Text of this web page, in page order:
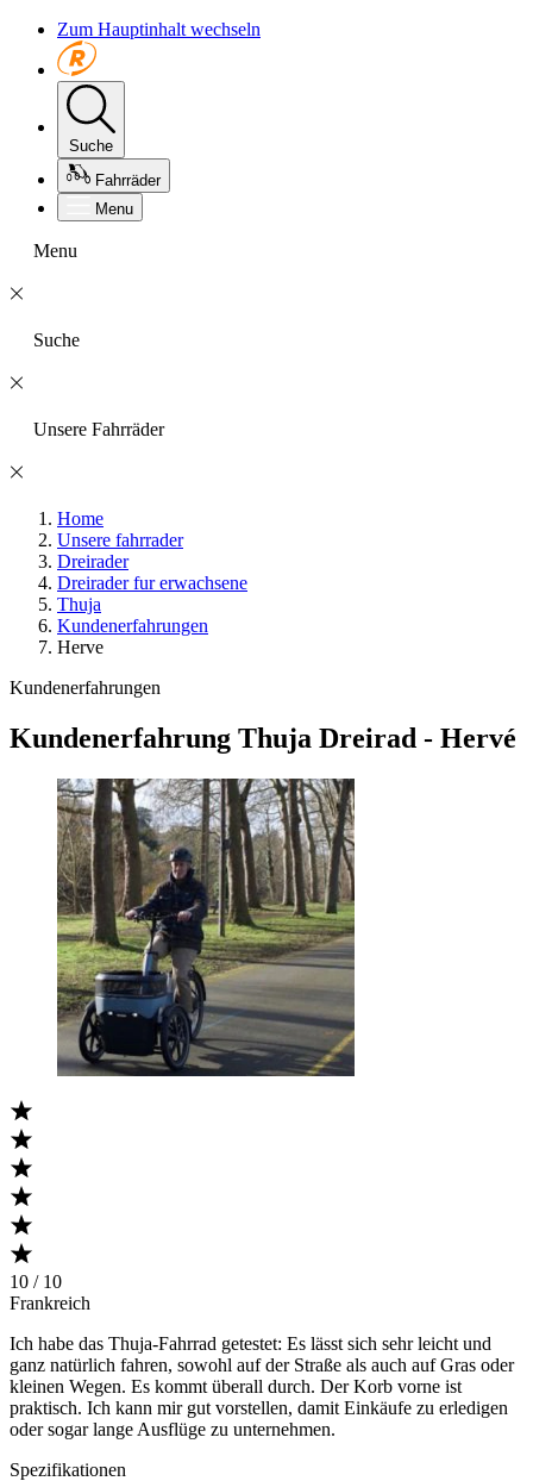
Zum Hauptinhalt wechseln
Suche
Fahrräder
Menu
Menu
Suche
Unsere Fahrräder
Home
Unsere fahrrader
Dreirader
Dreirader fur erwachsene
Thuja
Kundenerfahrungen
Herve
Kundenerfahrungen
Kundenerfahrung Thuja Dreirad - Hervé
10 / 10
Frankreich
Ich habe das Thuja-Fahrrad getestet: Es lässt sich sehr leicht und
ganz natürlich fahren, sowohl auf der Straße als auch auf Gras oder
kleinen Wegen. Es kommt überall durch. Der Korb vorne ist
praktisch. Ich kann mir gut vorstellen, damit Einkäufe zu erledigen
oder sogar lange Ausflüge zu unternehmen.
Spezifikationen